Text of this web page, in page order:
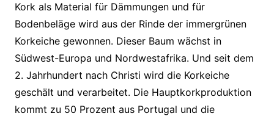
Kork als Material für Dämmungen und für
Bodenbeläge wird aus der Rinde der immergrünen
Korkeiche gewonnen. Dieser Baum wächst in
Südwest-Europa und Nordwestafrika. Und seit dem
2. Jahrhundert nach Christi wird die Korkeiche
geschält und verarbeitet. Die Hauptkorkproduktion
kommt zu 50 Prozent aus Portugal und die